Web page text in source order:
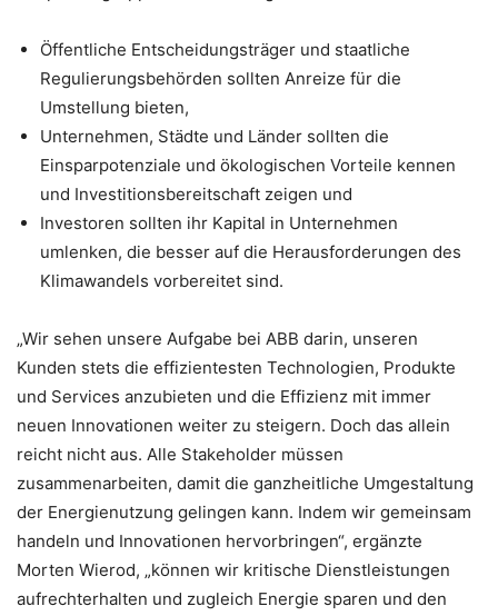
Öffentliche Entscheidungsträger und staatliche
Regulierungsbehörden sollten Anreize für die
Umstellung bieten,
Unternehmen, Städte und Länder sollten die
Einsparpotenziale und ökologischen Vorteile kennen
und Investitionsbereitschaft zeigen und
Investoren sollten ihr Kapital in Unternehmen
umlenken, die besser auf die Herausforderungen des
Klimawandels vorbereitet sind.
„Wir sehen unsere Aufgabe bei ABB darin, unseren
Kunden stets die effizientesten Technologien, Produkte
und Services anzubieten und die Effizienz mit immer
neuen Innovationen weiter zu steigern. Doch das allein
reicht nicht aus. Alle Stakeholder müssen
zusammenarbeiten, damit die ganzheitliche Umgestaltung
der Energienutzung gelingen kann. Indem wir gemeinsam
handeln und Innovationen hervorbringen“, ergänzte
Morten Wierod, „können wir kritische Dienstleistungen
aufrechterhalten und zugleich Energie sparen und den